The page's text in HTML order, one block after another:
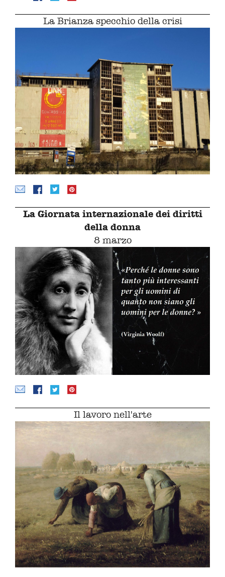
La Brianza specchio della crisi
La Giornata internazionale dei diritti
della donna
8 marzo
Il lavoro nell'arte